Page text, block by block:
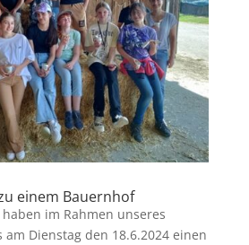
einem Bauernhof
im Rahmen unseres
am Dienstag den 18.6.2024 einen